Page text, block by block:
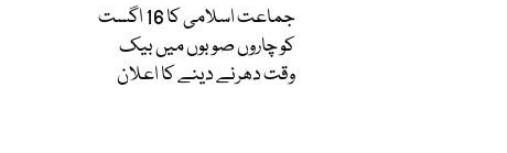
جماعت اسلامی کا 16 اگست
کو چاروں صوبوں میں بیک
وقت دھرنے دینے کا اعلان